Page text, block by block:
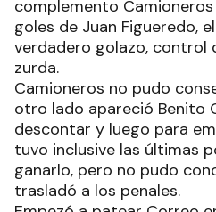
complemento
goles de Juan Figueredo,
verdadero golazo, control
zurda.
Camioneros no pudo
otro lado apareció Benito
descontar y luego para
tuvo inclusive las últimas
ganarlo, pero no pudo
trasladó a los penales.